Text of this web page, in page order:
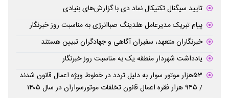
تایید سیگنال تکنیکال نماد دی با گزارش‌های بنیادی
پیام تبریک مدیرعامل هلدینگ صباانرژی به مناسبت روز خبرنگار
خبرنگاران متعهد، سفیران آگاهی و جهادگران تبیین هستند
یادداشت شهردار منطقه یک به مناسبت روز خبرنگار
۵۳هزار موتور سوار به دلیل تردد در خطوط ویژه اعمال قانون شدند
/ ۹۴۵ هزار فقره اعمال قانون تخلفات موتورسواران در سال ۱۴۰۵